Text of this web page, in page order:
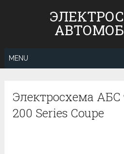
MENU
Электросхема АБС
200 Series Coupe